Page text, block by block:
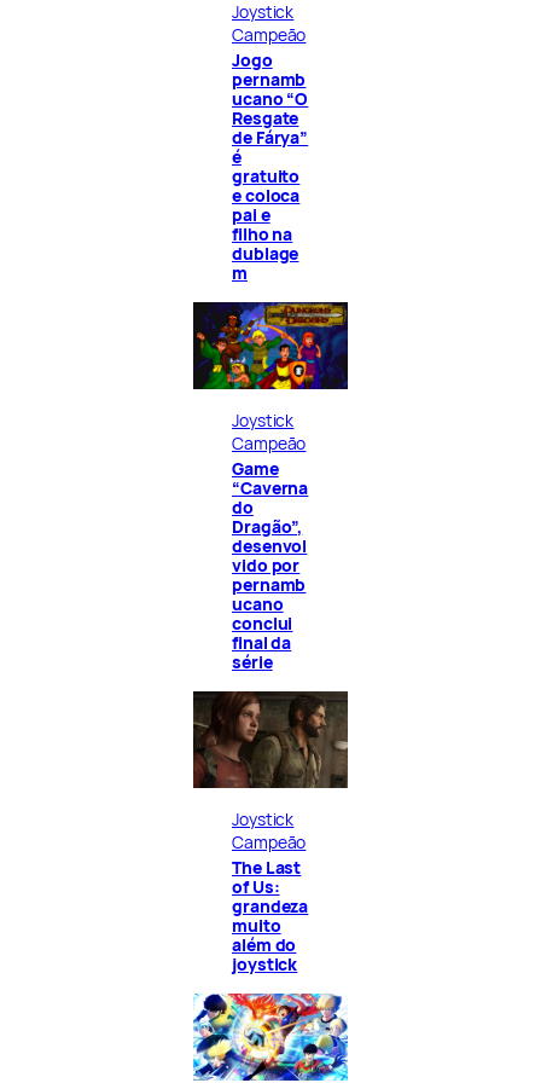
Joystick
Campeão
Jogo
pernamb
ucano “O
Resgate
de Fárya”
é
gratuito
e coloca
pai e
filho na
dublage
m
Joystick
Campeão
Game
“Caverna
do
Dragão”,
desenvol
vido por
pernamb
ucano
conclui
final da
série
Joystick
Campeão
The Last
of Us:
grandeza
muito
além do
joystick